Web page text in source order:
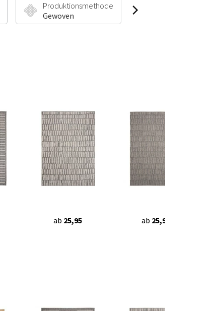
Produktionsmethode
Gewoven
ab 25,95 ab 25,95